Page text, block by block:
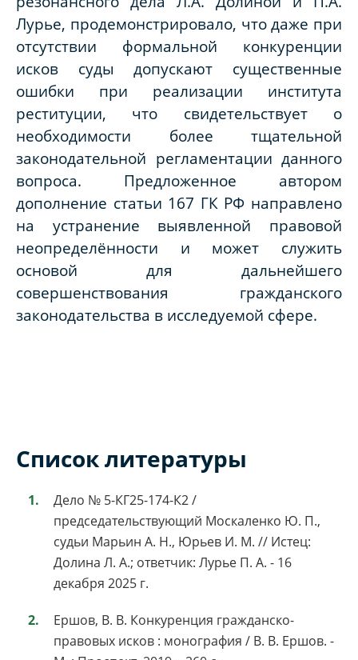
Лурье, продемонстрировало, что даже при
отсутствии формальной конкуренции
исков суды допускают существенные
ошибки при реализации института
реституции, что свидетельствует о
необходимости более тщательной
законодательной регламентации данного
вопроса. Предложенное автором
дополнение статьи 167 ГК РФ направлено
на устранение выявленной правовой
неопределённости и может служить
основой для дальнейшего
совершенствования гражданского
законодательства в исследуемой сфере.
Список литературы
Дело № 5-КГ25-174-К2 /
председательствующий Москаленко Ю. П.,
судьи Марьин А. Н., Юрьев И. М. // Истец:
Долина Л. А.; ответчик: Лурье П. А. - 16
декабря 2025 г.
Ершов, В. В. Конкуренция гражданско-
правовых исков : монография / В. В. Ершов. -